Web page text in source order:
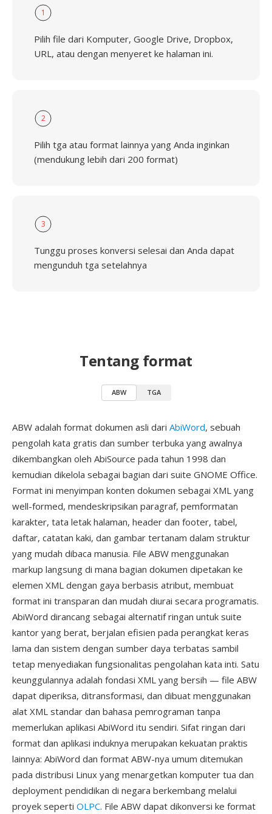
1
Pilih file dari Komputer, Google Drive, Dropbox,
URL, atau dengan menyeret ke halaman ini.
2
Pilih tga atau format lainnya yang Anda inginkan
(mendukung lebih dari 200 format)
3
Tunggu proses konversi selesai dan Anda dapat
mengunduh tga setelahnya
Tentang format
ABW TGA
ABW adalah format dokumen asli dari AbiWord, sebuah
pengolah kata gratis dan sumber terbuka yang awalnya
dikembangkan oleh AbiSource pada tahun 1998 dan
kemudian dikelola sebagai bagian dari suite GNOME Office.
Format ini menyimpan konten dokumen sebagai XML yang
well-formed, mendeskripsikan paragraf, pemformatan
karakter, tata letak halaman, header dan footer, tabel,
daftar, catatan kaki, dan gambar tertanam dalam struktur
yang mudah dibaca manusia. File ABW menggunakan
markup langsung di mana bagian dokumen dipetakan ke
elemen XML dengan gaya berbasis atribut, membuat
format ini transparan dan mudah diurai secara programatis.
AbiWord dirancang sebagai alternatif ringan untuk suite
kantor yang berat, berjalan efisien pada perangkat keras
lama dan sistem dengan sumber daya terbatas sambil
tetap menyediakan fungsionalitas pengolahan kata inti. Satu
keunggulannya adalah fondasi XML yang bersih — file ABW
dapat diperiksa, ditransformasi, dan dibuat menggunakan
alat XML standar dan bahasa pemrograman tanpa
memerlukan aplikasi AbiWord itu sendiri. Sifat ringan dari
format dan aplikasi induknya merupakan kekuatan praktis
lainnya: AbiWord dan format ABW-nya umum ditemukan
pada distribusi Linux yang menargetkan komputer tua dan
deployment pendidikan di negara berkembang melalui
proyek seperti OLPC. File ABW dapat dikonversi ke format